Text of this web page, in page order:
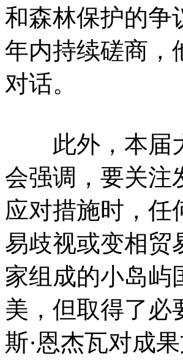
和森林保护的争
年内持续磋商，
对话。
此外，本届大
会强调，要关注
应对措施时，任
易歧视或变相贸
家组成的小岛屿
美，但取得了必
斯·恩杰瓦对成